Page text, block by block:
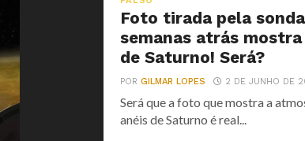
Foto tirada pela
semanas atrás
de Saturno! Será?
PORGILMAR LOPES 2 DE JUNHO DE
Será que a foto que mostra a
anéis de Saturno é real...